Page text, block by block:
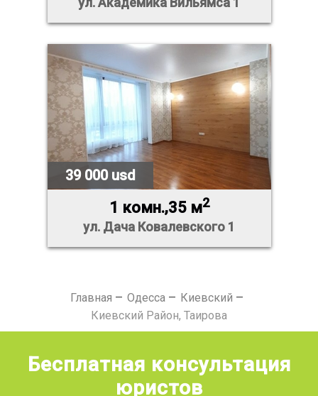
39 000 usd
1 комн.,35 м2
ул. Дача Ковалевского 1
Главная Одесса
Киевский
Киевский Район, Таирова
Бесплатная консультация
юристов